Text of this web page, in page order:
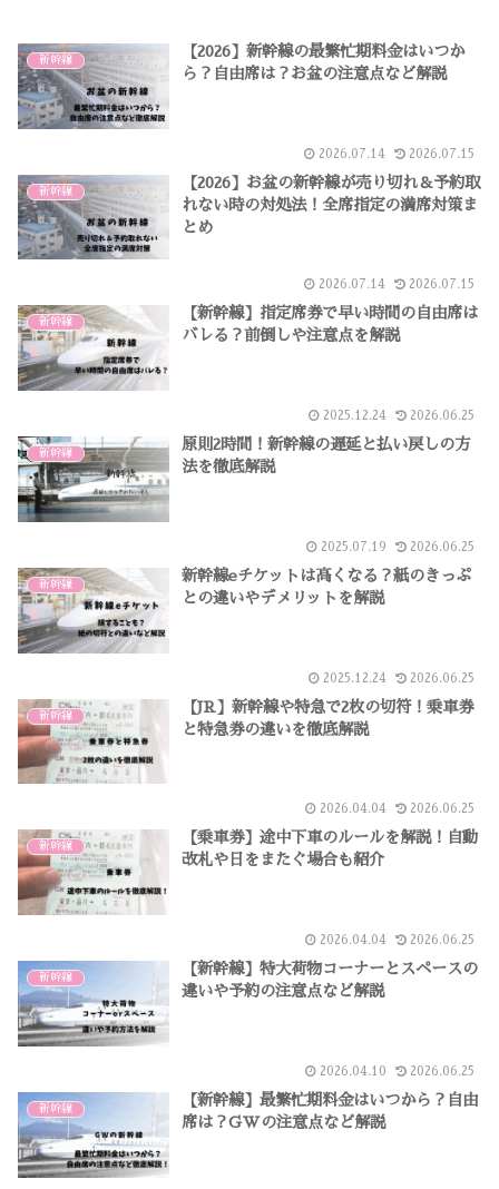
新幹線
【2026】新幹線の最繁忙期料金はいつか
ら？自由席は？お盆の注意点など解説
2026.07.14 2026.07.15
新幹線
【2026】お盆の新幹線が売り切れ＆予約取
れない時の対処法！全席指定の満席対策ま
とめ
2026.07.14 2026.07.15
新幹線
【新幹線】指定席券で早い時間の自由席は
バレる？前倒しや注意点を解説
2025.12.24 2026.06.25
新幹線
原則2時間！新幹線の遅延と払い戻しの方
法を徹底解説
2025.07.19 2026.06.25
新幹線
新幹線eチケットは高くなる？紙のきっぷ
との違いやデメリットを解説
2025.12.24 2026.06.25
新幹線
【JR】新幹線や特急で2枚の切符！乗車券
と特急券の違いを徹底解説
2026.04.04 2026.06.25
新幹線
【乗車券】途中下車のルールを解説！自動
改札や日をまたぐ場合も紹介
2026.04.04 2026.06.25
新幹線
【新幹線】特大荷物コーナーとスペースの
違いや予約の注意点など解説
2026.04.10 2026.06.25
新幹線
【新幹線】最繁忙期料金はいつから？自由
席は？GWの注意点など解説